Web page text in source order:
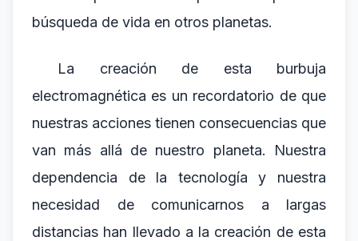
búsqueda de vida en otros planetas.
La creación de esta burbuja
electromagnética es un recordatorio de que
nuestras acciones tienen consecuencias que
van más allá de nuestro planeta. Nuestra
dependencia de la tecnología y nuestra
necesidad de comunicarnos a largas
distancias han llevado a la creación de esta